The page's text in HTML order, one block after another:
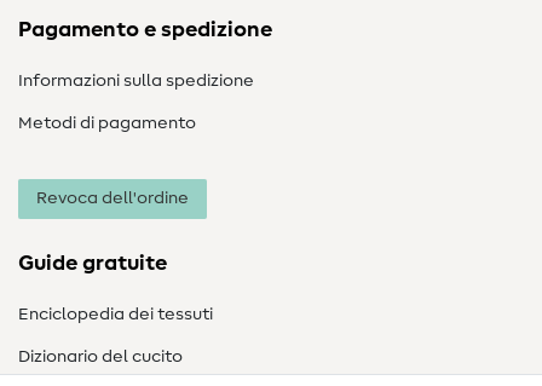
Pagamento e spedizione
Informazioni sulla spedizione
Metodi di pagamento
Revoca dell'ordine
Guide gratuite
Enciclopedia dei tessuti
Dizionario del cucito